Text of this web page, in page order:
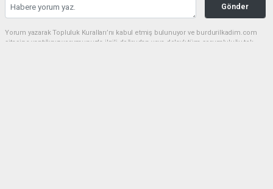
Gönder
Yorum yazarak Topluluk Kuralları’nı kabul etmiş bulunuyor ve burdurilkadim.com
sitesine yaptığınız yorumunuzla ilgili doğrudan veya dolaylı tüm sorumluluğu tek